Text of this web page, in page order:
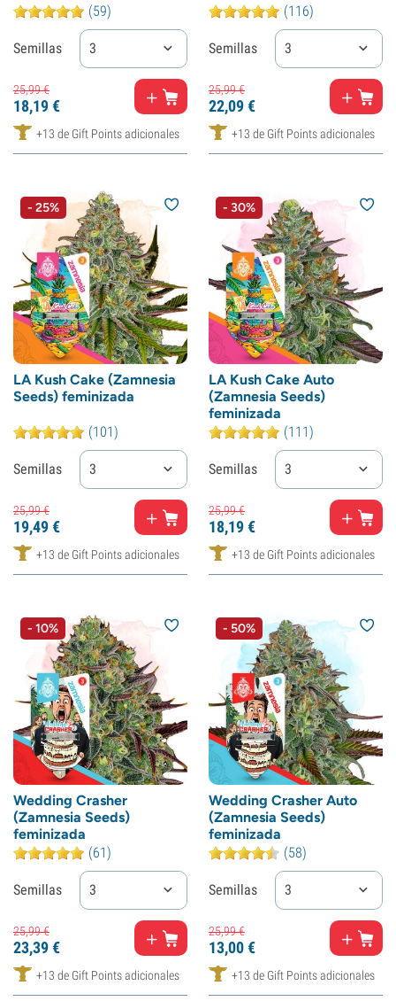
(59)
Semillas 3
25,99€
18,19€
+13 de Gift Points adicionales
(116)
Semillas 3
25,99€
22,09€
+13 de Gift Points adicionales
- 25%
LA Kush Cake (Zamnesia
Seeds) feminizada
(101)
Semillas 3
25,99€
19,49€
+13 de Gift Points adicionales
- 30%
LA Kush Cake Auto
(Zamnesia Seeds)
feminizada
(111)
Semillas 3
25,99€
18,19€
+13 de Gift Points adicionales
- 10%
Wedding Crasher
(Zamnesia Seeds)
feminizada
(61)
Semillas 3
25,99€
23,39€
+13 de Gift Points adicionales
- 50%
Wedding Crasher Auto
(Zamnesia Seeds)
feminizada
(58)
Semillas 3
25,99€
13,00€
+13 de Gift Points adicionales